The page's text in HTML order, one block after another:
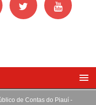
de Contas do Piauí -